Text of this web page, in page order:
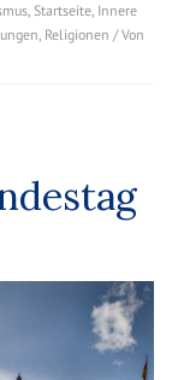
, Startseite, Innere
, Religionen / Von